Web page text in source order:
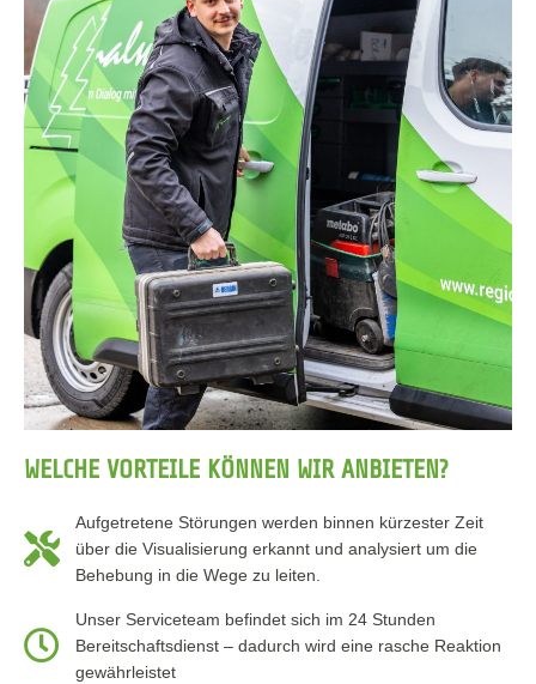
WELCHE VORTEILE KÖNNEN WIR ANBIETEN?
Aufgetretene Störungen werden binnen kürzester Zeit
über die Visualisierung erkannt und analysiert um die
Behebung in die Wege zu leiten.
Unser Serviceteam befindet sich im 24 Stunden
Bereitschaftsdienst – dadurch wird eine rasche Reaktion
gewährleistet